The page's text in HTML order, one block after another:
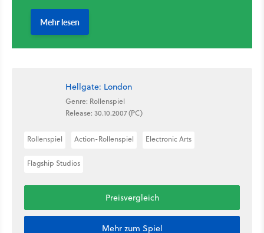
Hellgate: London
Genre: Rollenspiel
Release: 30.10.2007 (PC)
Rollenspiel Action-Rollenspiel Electronic Arts
Flagship Studios
Preisvergleich
Mehr zum Spiel